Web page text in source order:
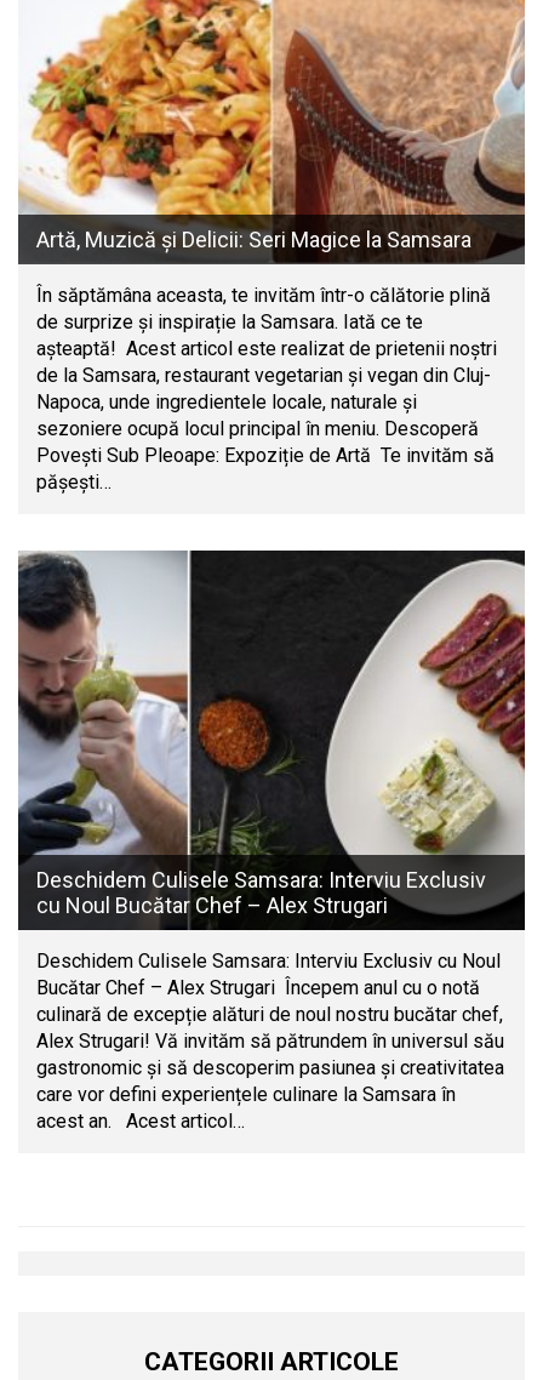
Artă, Muzică și Delicii: Seri Magice la Samsara
În săptămâna aceasta, te invităm într-o călătorie plină
de surprize și inspirație la Samsara. Iată ce te
așteaptă! Acest articol este realizat de prietenii noștri
de la Samsara, restaurant vegetarian și vegan din Cluj-
Napoca, unde ingredientele locale, naturale și
sezoniere ocupă locul principal în meniu. Descoperă
Povești Sub Pleoape: Expoziție de Artă Te invităm să
pășești…
Deschidem Culisele Samsara: Interviu Exclusiv
cu Noul Bucătar Chef – Alex Strugari
Deschidem Culisele Samsara: Interviu Exclusiv cu Noul
Bucătar Chef – Alex Strugari Începem anul cu o notă
culinară de excepție alături de noul nostru bucătar chef,
Alex Strugari! Vă invităm să pătrundem în universul său
gastronomic și să descoperim pasiunea și creativitatea
care vor defini experiențele culinare la Samsara în
acest an. Acest articol…
CATEGORII ARTICOLE